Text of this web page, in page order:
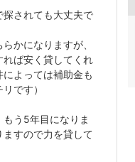
されても大丈夫で
かになりますが、
ば安く貸してくれ
よっては補助金も
です）
う5年目になりま
すので力を貸して